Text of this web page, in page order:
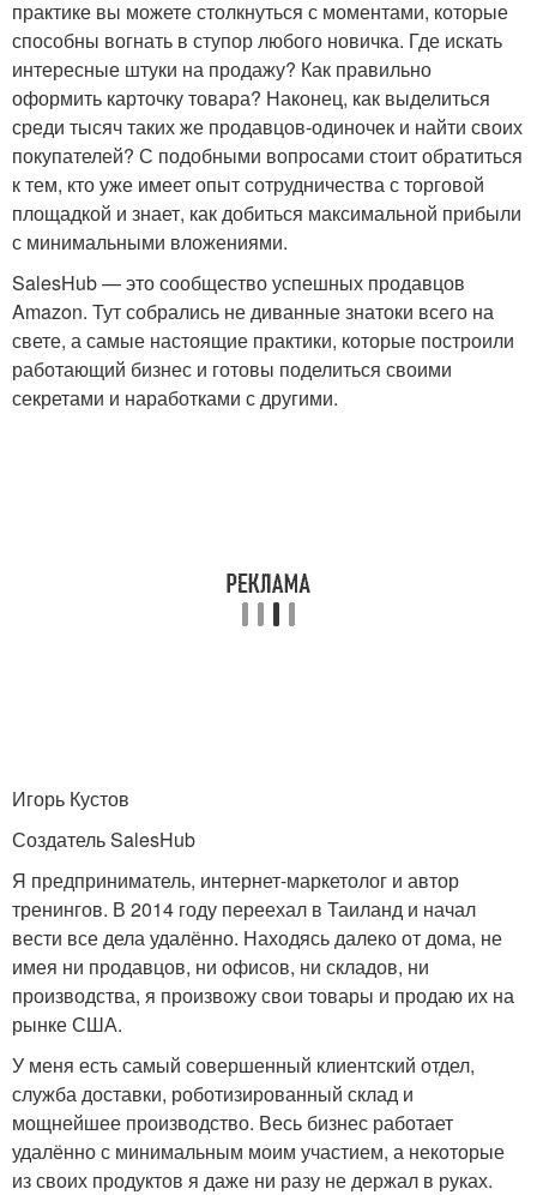
практике вы можете столкнуться с моментами, которые
способны вогнать в ступор любого новичка. Где искать
интересные штуки на продажу? Как правильно
оформить карточку товара? Наконец, как выделиться
среди тысяч таких же продавцов-одиночек и найти своих
покупателей? С подобными вопросами стоит обратиться
к тем, кто уже имеет опыт сотрудничества с торговой
площадкой и знает, как добиться максимальной прибыли
с минимальными вложениями.
SalesHub — это сообщество успешных продавцов
Amazon. Тут собрались не диванные знатоки всего на
свете, а самые настоящие практики, которые построили
работающий бизнес и готовы поделиться своими
секретами и наработками с другими.
Игорь Кустов
Создатель SalesHub
Я предприниматель, интернет-маркетолог и автор
тренингов. В 2014 году переехал в Таиланд и начал
вести все дела удалённо. Находясь далеко от дома, не
имея ни продавцов, ни офисов, ни складов, ни
производства, я произвожу свои товары и продаю их на
рынке США.
У меня есть самый совершенный клиентский отдел,
служба доставки, роботизированный склад и
мощнейшее производство. Весь бизнес работает
удалённо с минимальным моим участием, а некоторые
из своих продуктов я даже ни разу не держал в руках.